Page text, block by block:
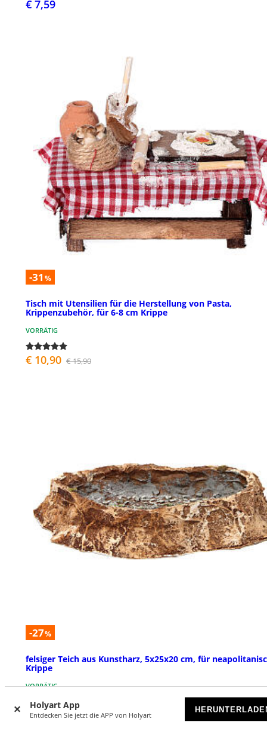
Holyart App
Entdecken Sie jetzt die APP von Holyart
€ 7,59
-31 %
Tisch mit Utensilien für die Herstellung von Pasta,
Krippenzubehör, für 6-8 cm Krippe
VORRÄTIG
€ 10,90 € 15,90
-27%
felsiger Teich aus Kunstharz, 5x25x20 cm, für
Krippe
VORRÄTIG
€ 15,90 € 21,90